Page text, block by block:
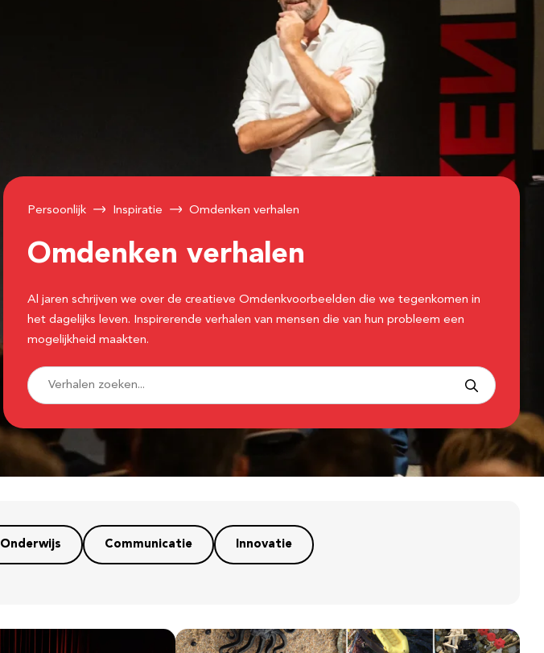
Persoonlijk Inspiratie Omdenken verhalen
Omdenken verhalen
Al jaren schrijven we over de creatieve Omdenkvoorbeelden die we tegenkomen in
het dagelijks leven. Inspirerende verhalen van mensen die van hun probleem een
mogelijkheid maakten.
Onderwijs Communicatie Innovatie